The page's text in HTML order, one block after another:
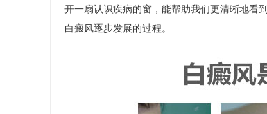
开一扇认识疾病的窗，能帮助我们更清晰地看
白癜风逐步发展的过程。​